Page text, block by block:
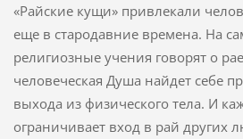
«Райские кущи» привлекали
еще в стародавние времена. На
религиозные учения говорят о
человеческая Душа найдет себе
выхода из физического тела. И
ограничивает вход в рай других